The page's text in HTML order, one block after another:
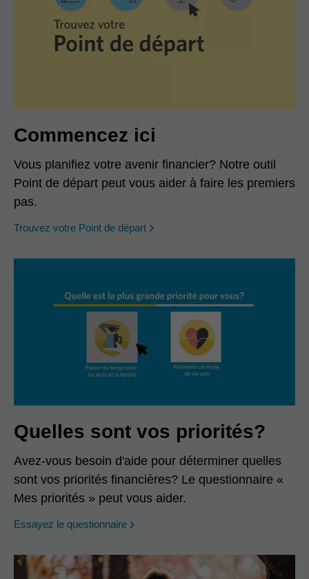
Commencez ici
Vous planifiez votre avenir financier? Notre outil
Point de départ peut vous aider à faire les premiers
pas.
Trouvez votre Point de départ opens in a new window
Quelles sont vos priorités?
Avez-vous besoin d'aide pour déterminer quelles
sont vos priorités financières? Le questionnaire «
Mes priorités » peut vous aider.
Essayez le questionnaire opens in a new window